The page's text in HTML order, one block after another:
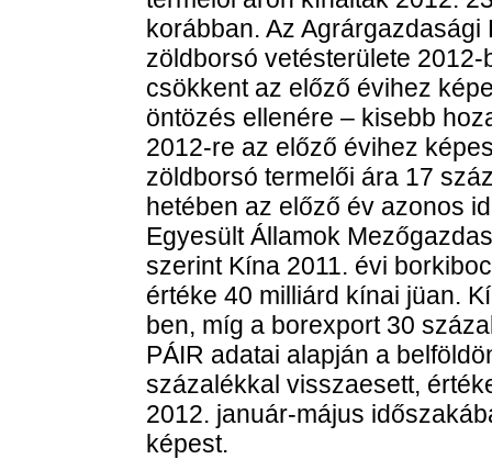
korábban. Az
zöldborsó vetésterülete
csökkent az előző évihez
öntözés ellenére – kisebb
2012-re az előző évihez
zöldborsó termelői ára 17
hetében az előző év azonos
Egyesült Államok
szerint Kína 2011. évi
értéke 40 milliárd kínai jüan.
ben, míg a borexport 30
PÁIR adatai alapján a
százalékkal visszaesett,
2012. január-május
képest.